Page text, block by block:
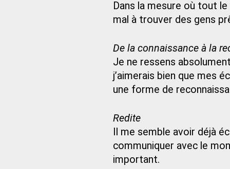
Dans la mesure où tout
mal à trouver des gens
De la connaissance à la
Je ne ressens
j’aimerais bien que mes
une forme de
Redite
Il me semble avoir déjà
communiquer avec le
important.